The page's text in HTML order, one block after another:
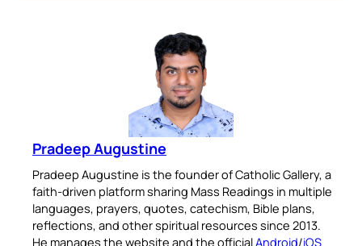
Pradeep Augustine
Pradeep Augustine is the founder of Catholic Gallery, a
faith-driven platform sharing Mass Readings in multiple
languages, prayers, quotes, catechism, Bible plans,
reflections, and other spiritual resources since 2013.
He manages the website and the officialAndroid/iOS